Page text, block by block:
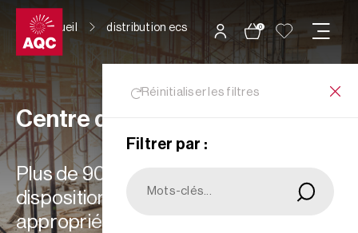
Panneau de gestion des cookies
0
Accueil distribution ecs
Réinitialiser les filtres
Filtrer par :
Centre de ressources
Plus de 900 ressources à votre
disposition : choisissez les plus
appropriées à vos besoins grâce aux